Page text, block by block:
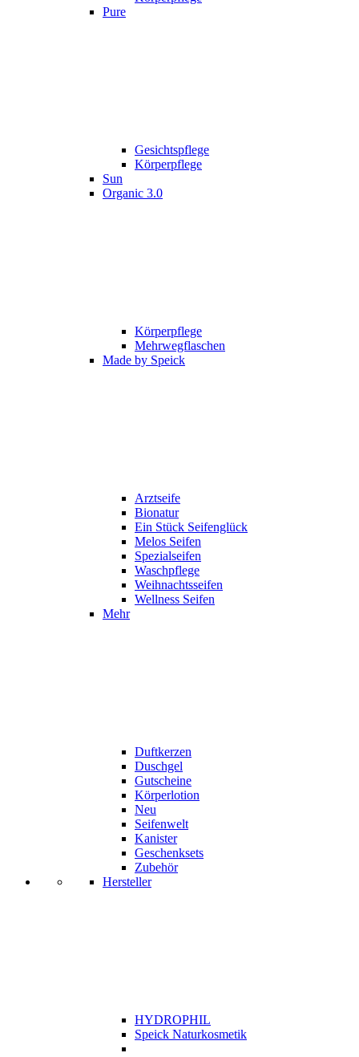
Pure
Gesichtspflege
Körperpflege
Sun
Organic 3.0
Körperpflege
Mehrwegflaschen
Made by Speick
Arztseife
Bionatur
Ein Stück Seifenglück
Melos Seifen
Spezialseifen
Waschpflege
Weihnachtsseifen
Wellness Seifen
Mehr
Duftkerzen
Duschgel
Gutscheine
Körperlotion
Neu
Seifenwelt
Kanister
Geschenksets
Zubehör
Hersteller
HYDROPHIL
Speick Naturkosmetik